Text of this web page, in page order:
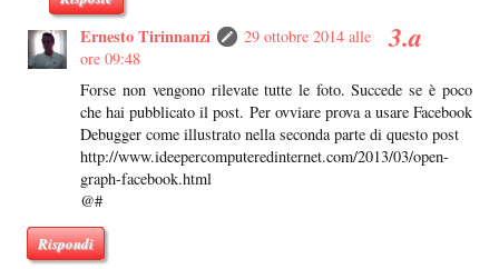
Ernesto Tirinnanzi
29 ottobre 2014 alle
ore 09:48
Forse non vengono rilevate tutte le foto. Succede se è poco
che hai pubblicato il post. Per ovviare prova a usare Facebook
Debugger come illustrato nella seconda parte di questo post
http://www.ideepercomputeredinternet.com/2013/03/open-
graph-facebook.html
@#
Rispondi